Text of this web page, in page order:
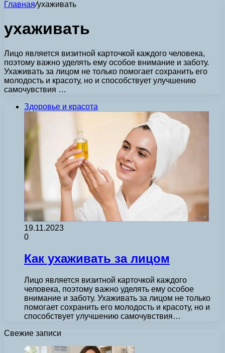
Главная/ухаживать
ухаживать
Лицо является визитной карточкой каждого человека,
поэтому важно уделять ему особое внимание и заботу.
Ухаживать за лицом не только помогает сохранить его
молодость и красоту, но и способствует улучшению
самочувствия …
Здоровье и красота
19.11.2023
0
Как ухаживать за лицом
Лицо является визитной карточкой каждого
человека, поэтому важно уделять ему особое
внимание и заботу. Ухаживать за лицом не только
помогает сохранить его молодость и красоту, но и
способствует улучшению самочувствия…
Свежие записи